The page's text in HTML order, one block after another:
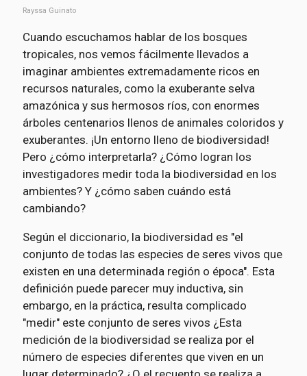
Rayssa Guinato
Cuando escuchamos hablar de los bosques
tropicales, nos vemos fácilmente llevados a
imaginar ambientes extremadamente ricos en
recursos naturales, como la exuberante selva
amazónica y sus hermosos ríos, con enormes
árboles centenarios llenos de animales coloridos y
exuberantes. ¡Un entorno lleno de biodiversidad!
Pero ¿cómo interpretarla? ¿Cómo logran los
investigadores medir toda la biodiversidad en los
ambientes? Y ¿cómo saben cuándo está
cambiando?
Según el diccionario, la biodiversidad es "el
conjunto de todas las especies de seres vivos que
existen en una determinada región o época". Esta
definición puede parecer muy inductiva, sin
embargo, en la práctica, resulta complicado
"medir" este conjunto de seres vivos ¿Esta
medición de la biodiversidad se realiza por el
número de especies diferentes que viven en un